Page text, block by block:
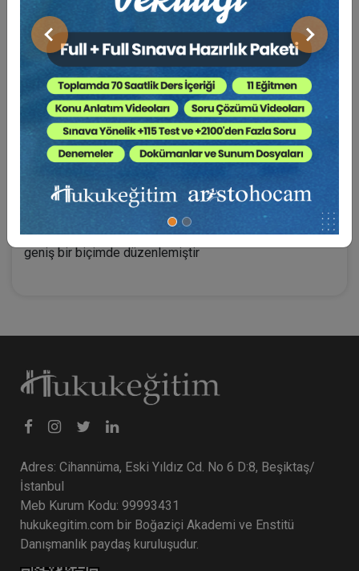
Önceki Sonraki
konusunda karar verilmesini mahkemeden talep
edebilir” hükmünü getirmektedir.
Sınai hak ihlali iddiası ile dava açılmak istendiğinde,
mahkemeden, delillerin tespiti veya istenecek tazminat
miktarının belirlenebilmesi için sınai mülkiyet hakkının
kullanılması ile ilgili belgelerin, sınai hakkı ihlal ettiği
ileri sürülen kişi tarafından sunulması konusunda karar
verilmesi talep edilebilir. Ancak madde metninden bu
istenebileceği tam olarak anlaşılamamaktadır. Avrupa
Birliği Uygulama Direktifi 2004/48 md. 8, hakkı ihlal
edilen kişinin “bilgi edinme hakkı”nın kapsamını oldukça
geniş bir biçimde düzenlemiştir
Adres: Cihannüma, Eski Yıldız Cd. No 6 D:8, Beşiktaş/
İstanbul
Meb Kurum Kodu: 99993431
hukukegitim.com bir Boğaziçi Akademi ve Enstitü
Danışmanlık paydaş kuruluşudur.